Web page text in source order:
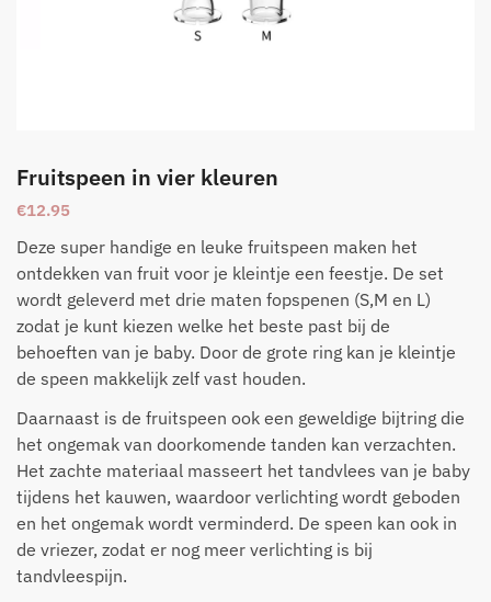
Fruitspeen in vier kleuren
€12.95
Deze super handige en leuke fruitspeen maken het
ontdekken van fruit voor je kleintje een feestje. De set
wordt geleverd met drie maten fopspenen (S,M en L)
zodat je kunt kiezen welke het beste past bij de
behoeften van je baby. Door de grote ring kan je kleintje
de speen makkelijk zelf vast houden.
Daarnaast is de fruitspeen ook een geweldige bijtring die
het ongemak van doorkomende tanden kan verzachten.
Het zachte materiaal masseert het tandvlees van je baby
tijdens het kauwen, waardoor verlichting wordt geboden
en het ongemak wordt verminderd. De speen kan ook in
de vriezer, zodat er nog meer verlichting is bij
tandvleespijn.